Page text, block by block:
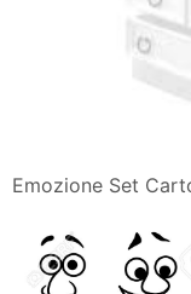
Emozione Set